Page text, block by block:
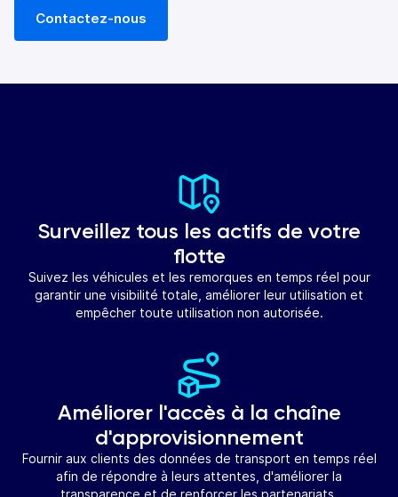
Contactez-nous
Surveillez tous les actifs de votre
flotte
Suivez les véhicules et les remorques en temps réel pour
garantir une visibilité totale, améliorer leur utilisation et
empêcher toute utilisation non autorisée.
Améliorer l'accès à la chaîne
d'approvisionnement
Fournir aux clients des données de transport en temps réel
afin de répondre à leurs attentes, d'améliorer la
transparence et de renforcer les partenariats.